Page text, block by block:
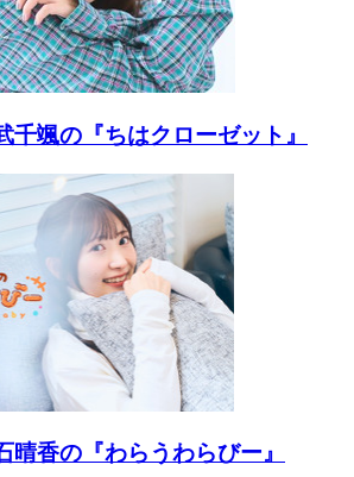
千颯の『ちはクローゼット』
晴香の『わらうわらびー』